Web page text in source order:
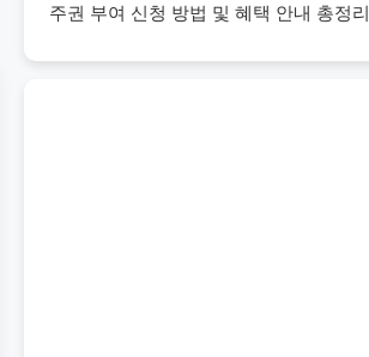
주권 부여 신청 방법 및 혜택 안내 총정리